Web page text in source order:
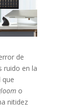
de
ruido en la
que
o
nitidez